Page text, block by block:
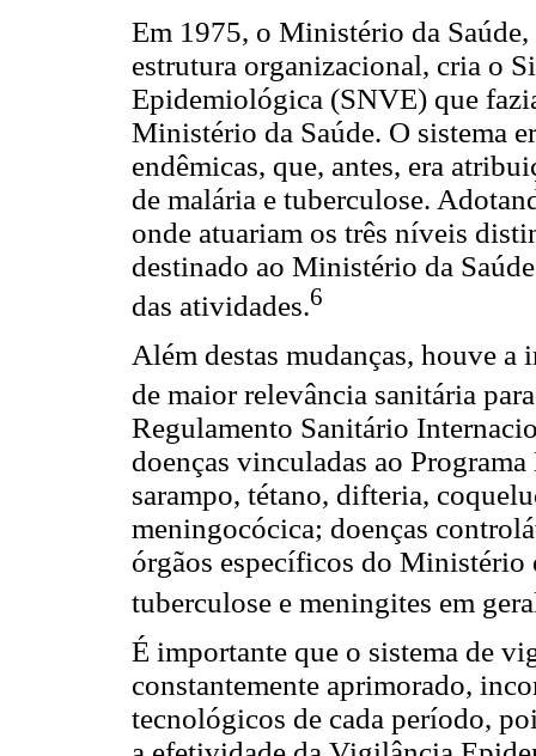
Em 1975, o Ministério da Saúde,
estrutura organizacional, cria o
Epidemiológica (SNVE) que
Ministério da Saúde. O sistema
endêmicas, que, antes, era
de malária e tuberculose.
onde atuariam os três níveis
destinado ao Ministério da
das atividades.6
Além destas mudanças, houve
de maior relevância sanitária
Regulamento Sanitário
doenças vinculadas ao
sarampo, tétano, difteria,
meningocócica; doenças
órgãos específicos do Ministério
tuberculose e meningites em
É importante que o sistema de
constantemente aprimorado,
tecnológicos de cada período,